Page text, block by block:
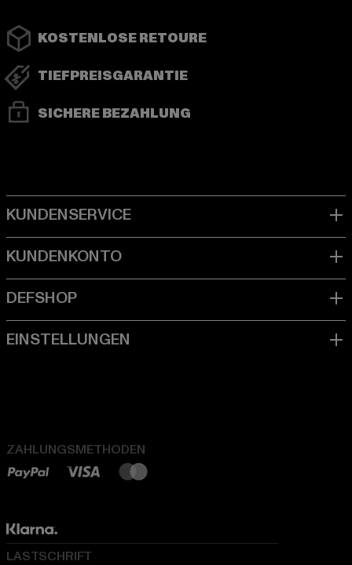
KOSTENLOSE RETOURE
TIEFPREISGARANTIE
SICHERE BEZAHLUNG
ZAHLUNGSMETHODEN
LASTSCHRIFT